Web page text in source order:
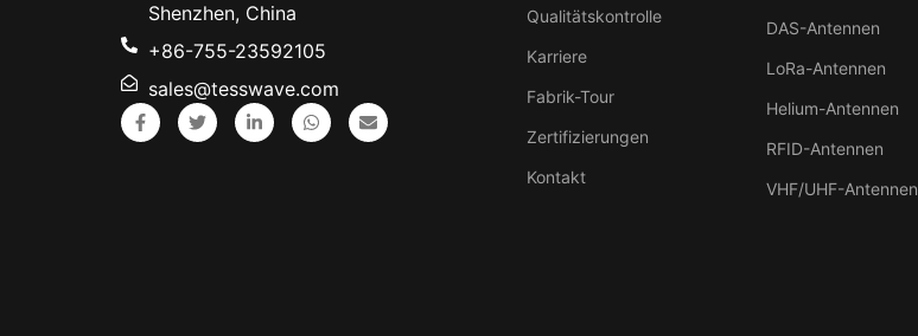
Shenzhen, China
+86-755-23592105
sales@tesswave.com
Qualitätskontrolle
Karriere
Fabrik-Tour
Zertifizierungen
Kontakt
DAS-Antennen
LoRa-Antennen
Helium-Antennen
RFID-Antennen
VHF/UHF-Antennen